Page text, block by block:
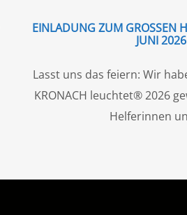
EINLADUNG ZUM GROSSEN
UNI 2026
Lasst uns das feiern: Wir
KRONACH leuchtet® 2026
Helferinnen